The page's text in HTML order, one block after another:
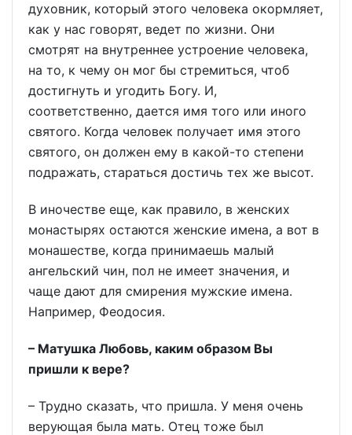
духовник, который этого человека окормляет,
как у нас говорят, ведет по жизни. Они
смотрят на внутреннее устроение человека,
на то, к чему он мог бы стремиться, чтоб
достигнуть и угодить Богу. И,
соответственно, дается имя того или иного
святого. Когда человек получает имя этого
святого, он должен ему в какой-то степени
подражать, стараться достичь тех же высот.
В иночестве еще, как правило, в женских
монастырях остаются женские имена, а вот в
монашестве, когда принимаешь малый
ангельский чин, пол не имеет значения, и
чаще дают для смирения мужские имена.
Например, Феодосия.
– Матушка Любовь, каким образом Вы
пришли к вере?
– Трудно сказать, что пришла. У меня очень
верующая была мать. Отец тоже был